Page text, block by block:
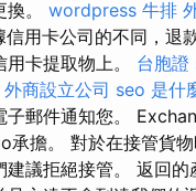
。 wordpress 牛排
信用卡公司的不同，退
卡提取物上。 台胞證
外商設立公司 seo 是什
子郵件通知您。
承擔。 對於在接管貨
建議拒絕接管。 返回的